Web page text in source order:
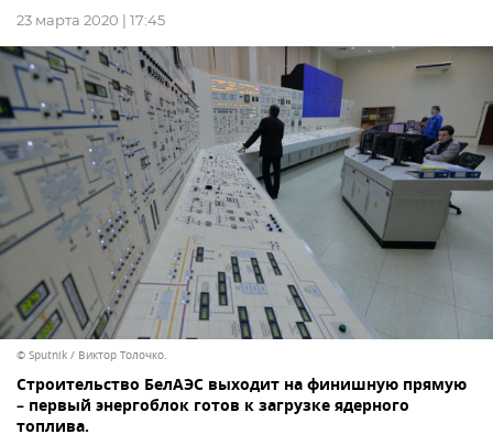
23 марта 2020 | 17:45
© Sputnik / Виктор Толочко.
Строительство БелАЭС выходит на финишную прямую
– первый энергоблок готов к загрузке ядерного
топлива.